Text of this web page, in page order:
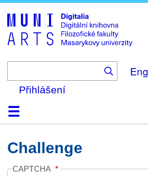
to
main
content
Přihlášení
DomůKolekce
Prohlížení
Vyhledávání
O platformě
Nápověda
KontaktDigitalia
Challenge
CAPTCHA